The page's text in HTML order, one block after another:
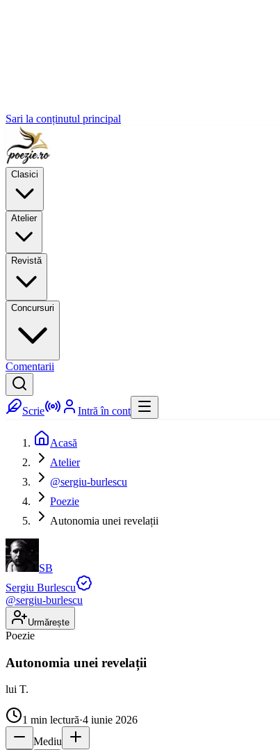
Sari la conținutul principal
Clasici
Atelier
Revistă
Concursuri
Comentarii
Scrie Intră în cont
Acasă
Atelier
@sergiu-burlescu
Poezie
Autonomia unei revelații
SB
Sergiu Burlescu
@sergiu-burlescu
Urmărește
Poezie
Autonomia unei revelații
lui T.
1 min lectură·4 iunie 2026
Mediu